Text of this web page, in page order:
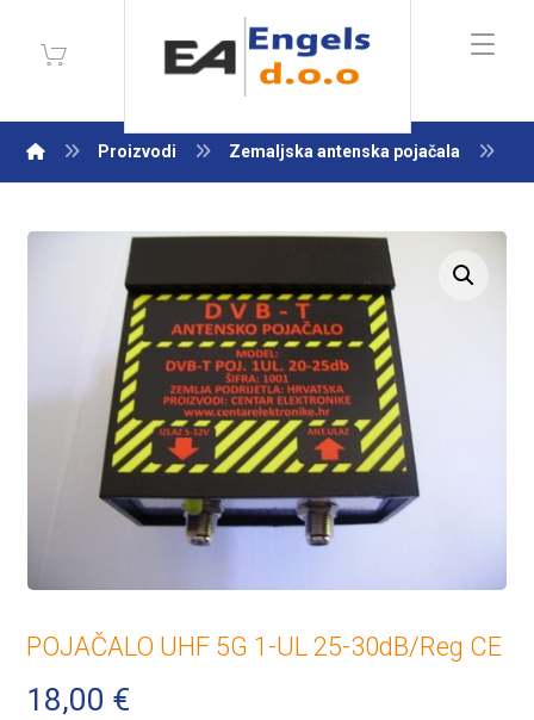
Proizvodi Zemaljska antenska pojačala
Enlarge the image
POJAČALO UHF 5G 1-UL 25-30dB/Reg CE
18,00 €